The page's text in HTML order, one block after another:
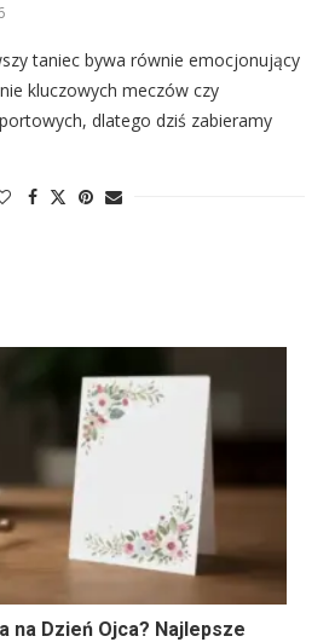
taniec bywa równie emocjonujący
kluczowych meczów czy
dlatego dziś zabieramy
na Dzień Ojca? Najlepsze